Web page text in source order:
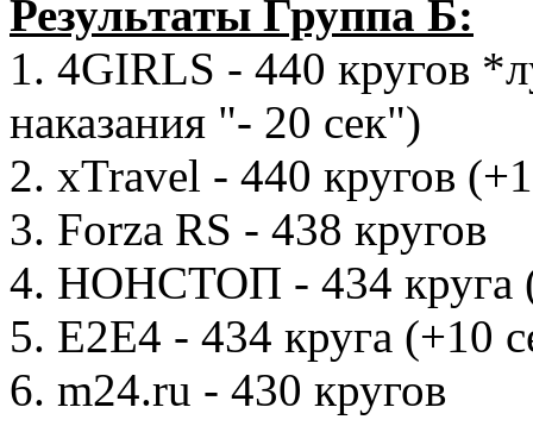
Результаты Группа Б:
1. 4GIRLS - 440 кругов
наказания "- 20 сек")
2. xTravel - 440 кругов
3. Forza RS - 438 кругов
4. НОНСТОП - 434 круга
5. Е2Е4 - 434 круга (+10
6. m24.ru - 430 кругов